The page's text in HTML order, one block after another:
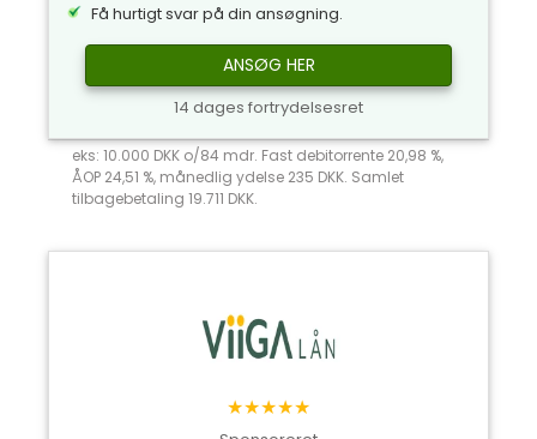
Få hurtigt svar på din ansøgning.
ANSØG HER
14 dages fortrydelsesret
eks: 10.000 DKK o/84 mdr. Fast debitorrente 20,98 %,
ÅOP 24,51 %, månedlig ydelse 235 DKK. Samlet
tilbagebetaling 19.711 DKK.
★★★★★